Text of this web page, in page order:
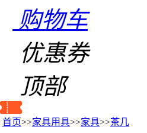
购物车
优惠券
顶部
首页>>家具用具>>家具>>茶几